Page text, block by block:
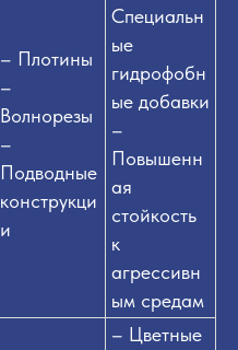
– Плотины
–
Волнорезы
–
Подводные
конструкци
и
Специальн
ые
гидрофобн
ые добавки
–
Повышенн
ая
стойкость
к
агрессивн
ым средам
– Цветные